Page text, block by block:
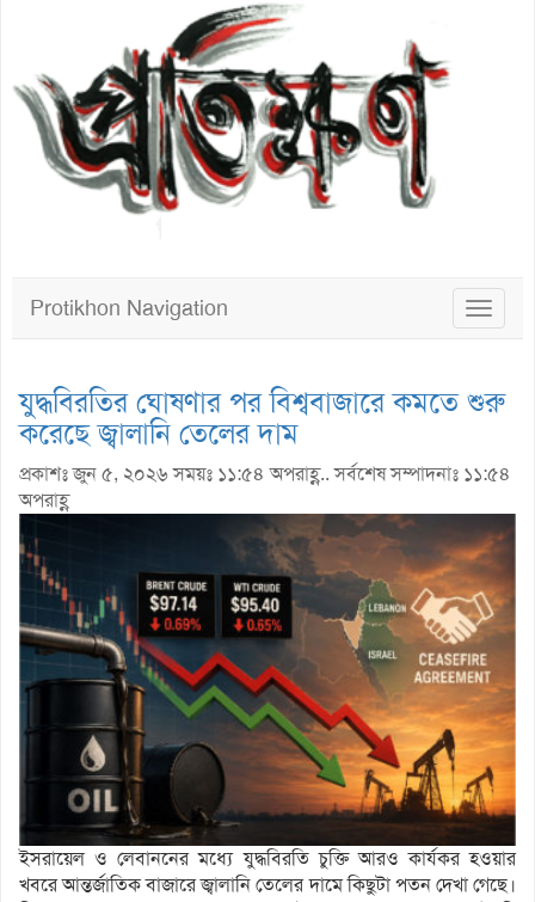
Toggle
Protikhon Navigation
যুদ্ধবিরতির ঘোষণার পর বিশ্ববাজারে কমতে শুরু
করেছে জ্বালানি তেলের দাম
প্রকাশঃ জুন ৫, ২০২৬ সময়ঃ ১১:৫৪ অপরাহ্ণ.. সর্বশেষ সম্পাদনাঃ ১১:৫৪
অপরাহ্ণ
ইসরায়েল ও লেবাননের মধ্যে যুদ্ধবিরতি চুক্তি আরও কার্যকর হওয়ার
খবরে আন্তর্জাতিক বাজারে জ্বালানি তেলের দামে কিছুটা পতন দেখা গেছে।